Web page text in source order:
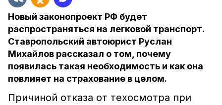
Новый законопроект РФ будет
распространяться на легковой транспорт.
Ставропольский автоюрист Руслан
Михайлов рассказал о том, почему
появилась такая необходимость и как она
повлияет на страхование в целом.
Причиной отказа от техосмотра при